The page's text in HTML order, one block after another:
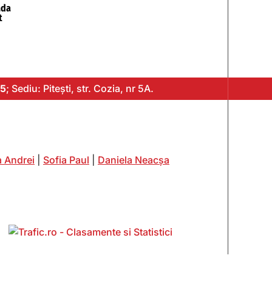
; Sediu: Pitești, str. Cozia, nr 5A.
Andrei Sofia Paul
Daniela Neacșa